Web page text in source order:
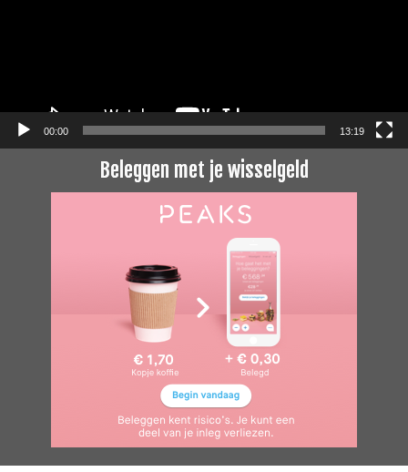
00:00 13:19
Beleggen met je wisselgeld